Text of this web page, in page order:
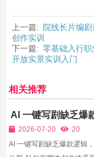
上一篇:
院线长片编
创作实训
下一篇: 零基础入行
开放实景实训入门
相关推荐
AI 一键写剧缺乏爆
月班搭建市场化分
系
2026-07-20
20
AI 一键写剧缺乏爆款逻辑